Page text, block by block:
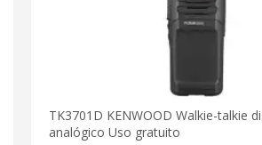
TK3701D KENWOOD Walkie-talkie
analógico Uso gratuito